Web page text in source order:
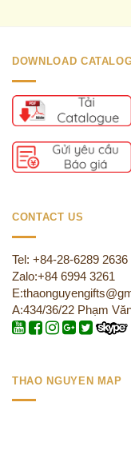
DOWNLOAD
CONTACT US
Tel: +84-28-6289 2636
Zalo:+84 6994 3261
A:434/36/22 Phạm
THAO NGUYEN MAP